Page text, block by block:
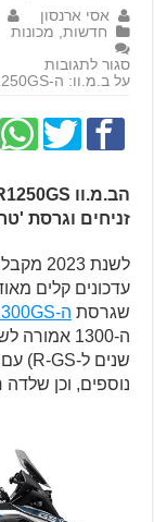
אסי ארנסון
חדשות מכונות
סגור לתגובות
על ב.מ.וו: ה-R1250GS מתעדכן לשנתו האחרונה
זניחים וגרסת
לשנת
עדכונים קלים
שגרסת ה-R1300GS
נוספים, וכן